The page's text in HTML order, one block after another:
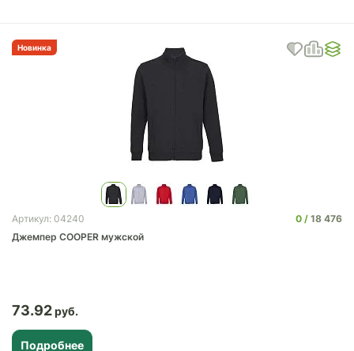
Новинка
Артикул: 04240 0
18 476
Джемпер COOPER мужской
73.92
Подробнее